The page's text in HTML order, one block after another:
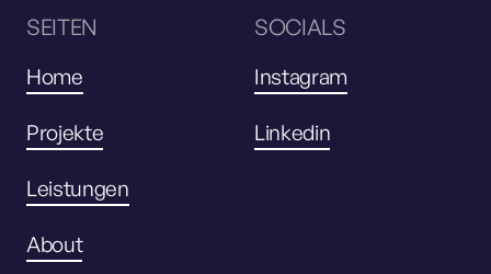
SEITEN
Home
Projekte
Leistungen
About
SOCIALS
Instagram
Linkedin